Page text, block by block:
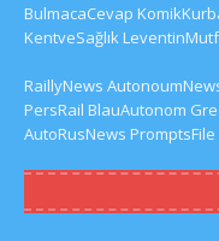
BulmacaCevap
KentveSağlık
RaillyNews
PersRail BlauAutonom
AutoRusNews PromptsFile